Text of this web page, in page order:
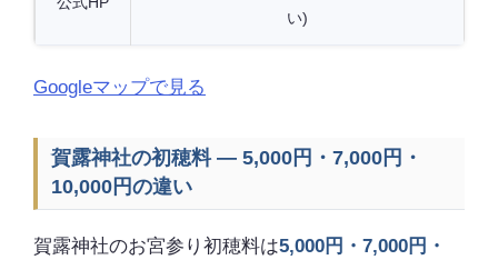
い)
Googleマップで見る
賀露神社の初穂料 — 5,000円・7,000円・
10,000円の違い
賀露神社のお宮参り初穂料は5,000円・7,000円・